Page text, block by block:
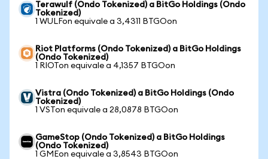
Terawulf (Ondo Tokenized) a BitGo Holdings (Ondo
Tokenized)
1 WULFon equivale a 3,4311 BTGOon
Riot Platforms (Ondo Tokenized) a BitGo Holdings
(Ondo Tokenized)
1 RIOTon equivale a 4,1357 BTGOon
Vistra (Ondo Tokenized) a BitGo Holdings (Ondo
Tokenized)
1 VSTon equivale a 28,0878 BTGOon
GameStop (Ondo Tokenized) a BitGo Holdings
(Ondo Tokenized)
1 GMEon equivale a 3,8543 BTGOon